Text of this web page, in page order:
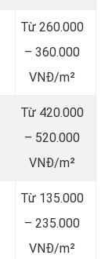
Từ 260.000
– 360.000
VNĐ/m²
Từ 420.000
– 520.000
VNĐ/m²
Từ 135.000
– 235.000
VNĐ/m²